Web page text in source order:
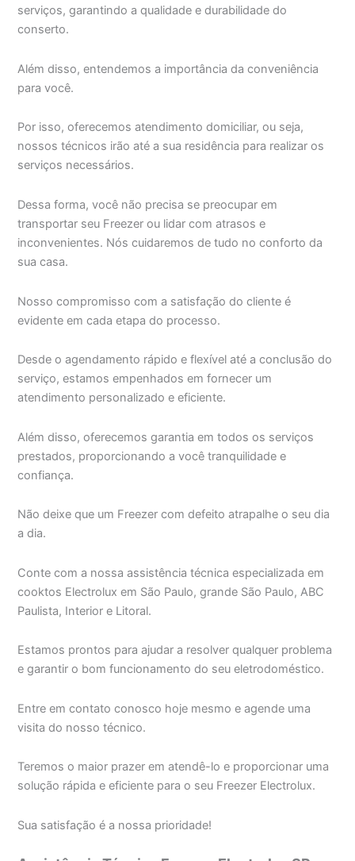
serviços, garantindo a qualidade e durabilidade do
conserto.
Além disso, entendemos a importância da conveniência
para você.
Por isso, oferecemos atendimento domiciliar, ou seja,
nossos técnicos irão até a sua residência para realizar os
serviços necessários.
Dessa forma, você não precisa se preocupar em
transportar seu Freezer ou lidar com atrasos e
inconvenientes. Nós cuidaremos de tudo no conforto da
sua casa.
Nosso compromisso com a satisfação do cliente é
evidente em cada etapa do processo.
Desde o agendamento rápido e flexível até a conclusão do
serviço, estamos empenhados em fornecer um
atendimento personalizado e eficiente.
Além disso, oferecemos garantia em todos os serviços
prestados, proporcionando a você tranquilidade e
confiança.
Não deixe que um Freezer com defeito atrapalhe o seu dia
a dia.
Conte com a nossa assistência técnica especializada em
cooktos Electrolux em São Paulo, grande São Paulo, ABC
Paulista, Interior e Litoral.
Estamos prontos para ajudar a resolver qualquer problema
e garantir o bom funcionamento do seu eletrodoméstico.
Entre em contato conosco hoje mesmo e agende uma
visita do nosso técnico.
Teremos o maior prazer em atendê-lo e proporcionar uma
solução rápida e eficiente para o seu Freezer Electrolux.
Sua satisfação é a nossa prioridade!